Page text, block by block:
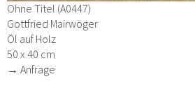
Ohne Titel (A0447)
Gottfried Mairwöger
Öl auf Holz
50 x 40 cm
→ Anfrage